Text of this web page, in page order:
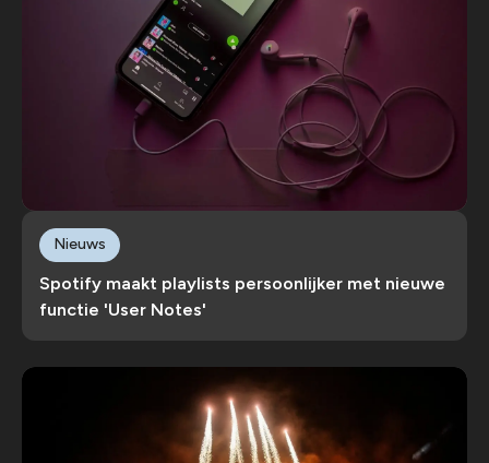
Spotify maakt playlists persoonlijker met nieuwe
functie 'User Notes'
Nieuws